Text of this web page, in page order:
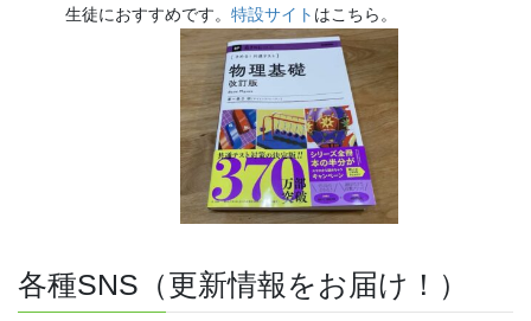
生徒におすすめです。 特設サイト はこちら。
各種SNS（更新情報をお届け！）